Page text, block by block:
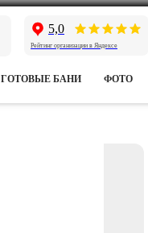
5,0
Рейтинг организации в Яндексе
ГОТОВЫЕ БАНИ ФОТО